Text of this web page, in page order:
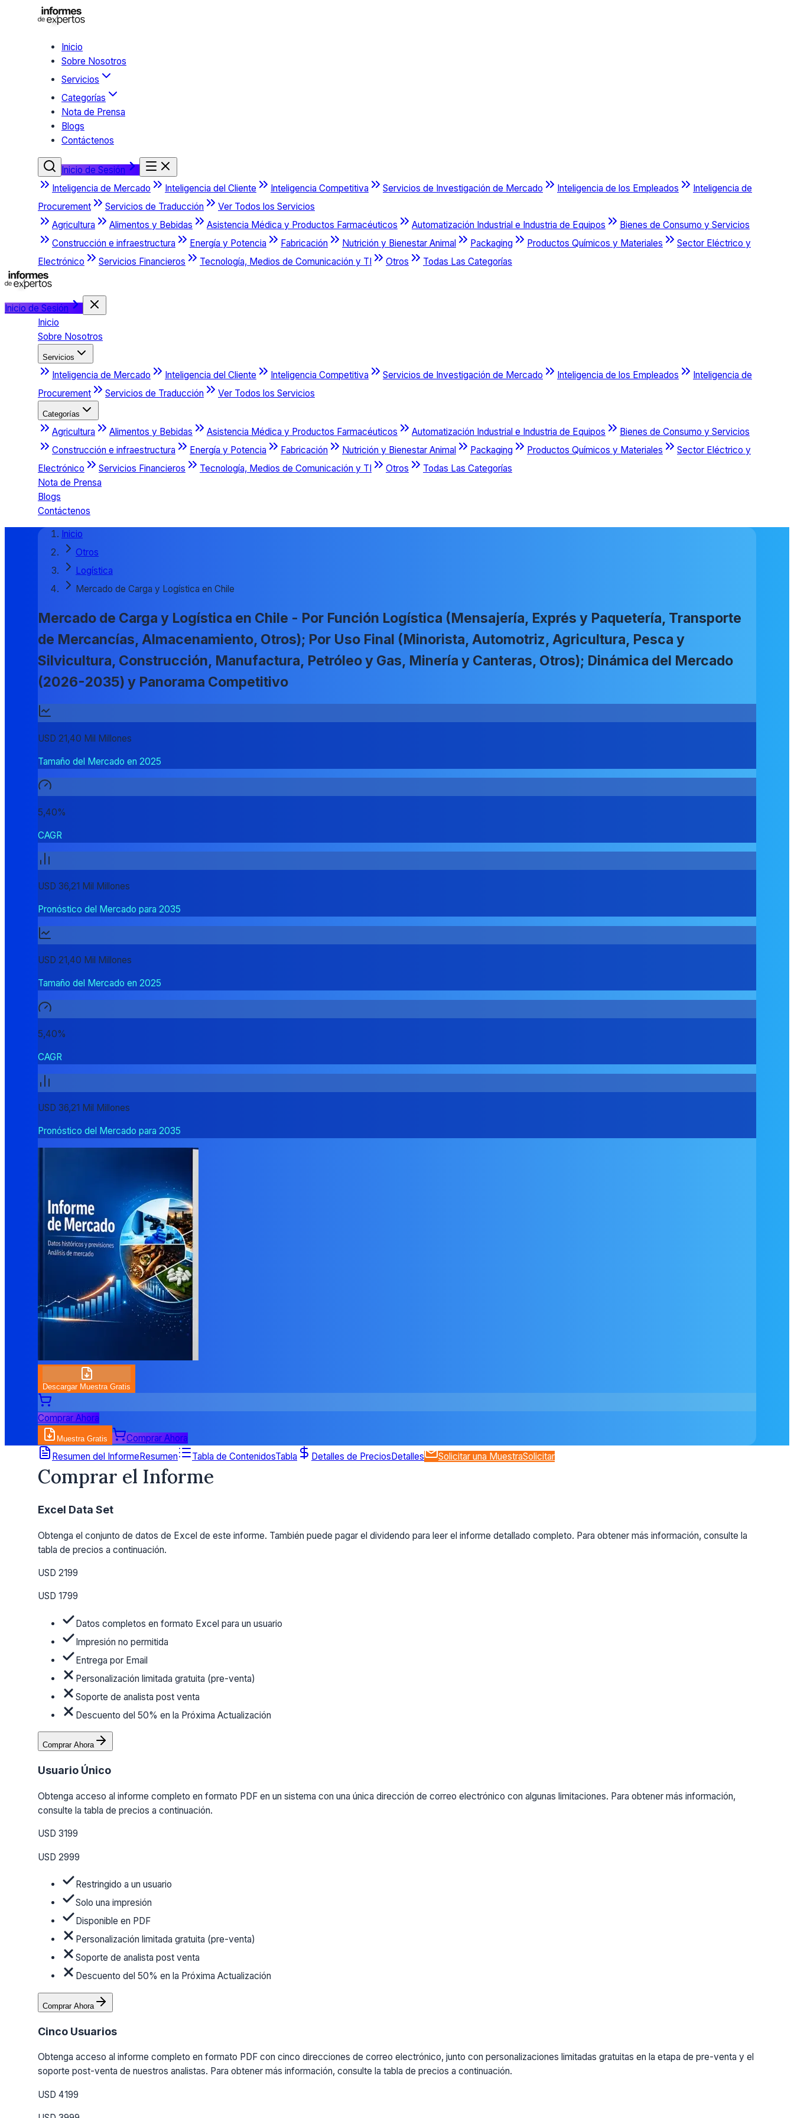
Inicio
Sobre Nosotros
Servicios
Categorías
Nota de Prensa
Blogs
Contáctenos
Inicio de Sesión
Inteligencia de Mercado
Inteligencia del Cliente Inteligencia Competitiva Servicios de Investigación de Mercado Inteligencia de los Empleados
Inteligencia de
Procurement
Servicios de Traducción
Ver Todos los Servicios
Agricultura
Alimentos y Bebidas Asistencia Médica y Productos Farmacéuticos Automatización Industrial e Industria de Equipos
Bienes de Consumo y Servicios
Construcción e infraestructura
Energía y Potencia Fabricación Nutrición y Bienestar Animal Packaging Productos Químicos y Materiales
Sector Eléctrico y
Electrónico
Servicios Financieros Tecnología, Medios de Comunicación y TI Otros Todas Las Categorías
Inicio de Sesión
Inicio
Sobre Nosotros
Servicios
Inteligencia de Mercado Inteligencia del Cliente Inteligencia Competitiva Servicios de Investigación de Mercado Inteligencia de los Empleados
Inteligencia de
Procurement
Servicios de Traducción Ver Todos los Servicios
Categorías
Agricultura Alimentos y Bebidas Asistencia Médica y Productos Farmacéuticos Automatización Industrial e Industria de Equipos
Bienes de Consumo y Servicios
Construcción e infraestructura
Energía y Potencia Fabricación Nutrición y Bienestar Animal Packaging Productos Químicos y Materiales
Sector Eléctrico y
Electrónico
Servicios Financieros Tecnología, Medios de Comunicación y TI Otros
Todas Las Categorías
Nota de Prensa
Blogs
Contáctenos
Inicio
Otros
Logística
Mercado de Carga y Logística en Chile
Mercado de Carga y Logística en Chile - Por Función Logística (Mensajería, Exprés y Paquetería, Transporte
de Mercancías, Almacenamiento, Otros); Por Uso Final (Minorista, Automotriz, Agricultura, Pesca y
Silvicultura, Construcción, Manufactura, Petróleo y Gas, Minería y Canteras, Otros); Dinámica del Mercado
(2026-2035) y Panorama Competitivo
USD 21,40 Mil Millones
Tamaño del Mercado en 2025
5,40%
CAGR
USD 36,21 Mil Millones
Pronóstico del Mercado para 2035
USD 21,40 Mil Millones
Tamaño del Mercado en 2025
5,40%
CAGR
USD 36,21 Mil Millones
Pronóstico del Mercado para 2035
Descargar Muestra Gratis
Comprar Ahora
Muestra Gratis Comprar Ahora
Detalles de Precios
Resumen del InformeResumen Tabla de ContenidosTabla Detalles de PreciosDetalles Solicitar una MuestraSolicitar
Comprar el Informe
Excel Data Set
Obtenga el conjunto de datos de Excel de este informe. También puede pagar el dividendo para leer el informe detallado completo. Para obtener más información, consulte la
tabla de precios a continuación.
USD 2199
USD 1799
Datos completos en formato Excel para un usuario
Impresión no permitida
Entrega por Email
Personalización limitada gratuita (pre-venta)
Soporte de analista post venta
Descuento del 50% en la Próxima Actualización
Comprar Ahora
Usuario Único
Obtenga acceso al informe completo en formato PDF en un sistema con una única dirección de correo electrónico con algunas limitaciones. Para obtener más información,
consulte la tabla de precios a continuación.
USD 3199
USD 2999
Restringido a un usuario
Solo una impresión
Disponible en PDF
Personalización limitada gratuita (pre-venta)
Soporte de analista post venta
Descuento del 50% en la Próxima Actualización
Comprar Ahora
Cinco Usuarios
Obtenga acceso al informe completo en formato PDF con cinco direcciones de correo electrónico, junto con personalizaciones limitadas gratuitas en la etapa de pre-venta y el
soporte post-venta de nuestros analistas. Para obtener más información, consulte la tabla de precios a continuación.
USD 4199